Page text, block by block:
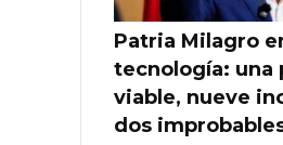
Patria Milagro
tecnología: una
viable, nueve
dos